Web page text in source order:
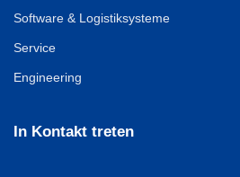
Software & Logistiksysteme
Service
Engineering
In Kontakt treten